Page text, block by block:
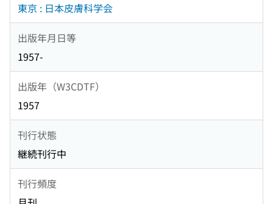
東京 : 日本皮膚科学会
出版年月日等
1957-
出版年（W3CDTF）
1957
刊行状態
継続刊行中
刊行頻度